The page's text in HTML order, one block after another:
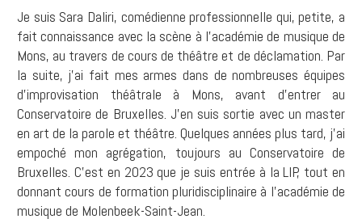
Je suis Sara Daliri, comédienne professionnelle qui, petite, a
fait connaissance avec la scène à l'académie de musique de
Mons, au travers de cours de théâtre et de déclamation. Par
la suite, j'ai fait mes armes dans de nombreuses équipes
d'improvisation théâtrale à Mons, avant d'entrer au
Conservatoire de Bruxelles. J'en suis sortie avec un master
en art de la parole et théâtre. Quelques années plus tard, j'ai
empoché mon agrégation, toujours au Conservatoire de
Bruxelles. C'est en 2023 que je suis entrée à la LIP, tout en
donnant cours de formation pluridisciplinaire à l'académie de
musique de Molenbeek-Saint-Jean.